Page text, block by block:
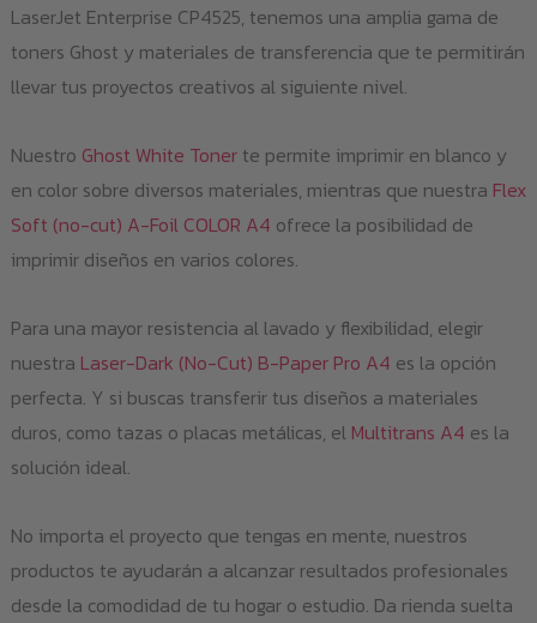
LaserJet Enterprise CP4525, tenemos una amplia gama de
toners Ghost y materiales de transferencia que te permitirán
llevar tus proyectos creativos al siguiente nivel.
Nuestro Ghost White Tonerte permite imprimir en blanco y
en color sobre diversos materiales, mientras que nuestra Flex
Soft (no-cut) A-Foil COLOR A4 ofrece la posibilidad de
imprimir diseños en varios colores.
Para una mayor resistencia al lavado y flexibilidad, elegir
nuestra Laser-Dark (No-Cut) B-Paper Pro A4 es la opción
perfecta. Y si buscas transferir tus diseños a materiales
duros, como tazas o placas metálicas, el Multitrans A4 es la
solución ideal.
No importa el proyecto que tengas en mente, nuestros
productos te ayudarán a alcanzar resultados profesionales
desde la comodidad de tu hogar o estudio. Da rienda suelta